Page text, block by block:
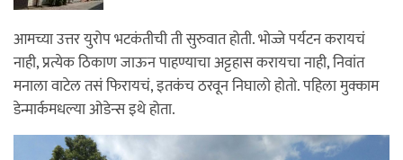
आमच्या उत्तर युरोप भटकंतीची ती सुरुवात होती. भोज्जे पर्यटन करायचं
नाही, प्रत्येक ठिकाण जाऊन पाहण्याचा अट्टहास करायचा नाही, निवांत
मनाला वाटेल तसं फिरायचं, इतकंच ठरवून निघालो होतो. पहिला मुक्काम
डेन्मार्कमधल्या ओडेन्स इथे होता.